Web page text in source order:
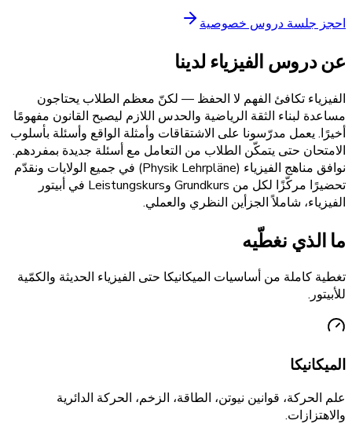
احجز جلسة دروس خصوصية
عن دروس الفيزياء لدينا
الفيزياء تكافئ الفهم لا الحفظ — لكنّ معظم الطلاب يحتاجون
مساعدة لبناء الثقة الرياضية والحدس اللازم ليصبح القانون مفهومًا
أخيرًا. يعمل مدرّسونا على الاشتقاقات وأمثلة الواقع وأسئلة بأسلوب
الامتحان حتى يتمكّن الطلاب من التعامل مع أسئلة جديدة بمفردهم.
نوافق مناهج الفيزياء (Physik Lehrpläne) في جميع الولايات ونقدّم
تحضيرًا مركّزًا لكل من Grundkurs وLeistungskurs في أبيتور
الفيزياء، شاملاً الجزأين النظري والعملي.
ما الذي نغطّيه
تغطية كاملة من أساسيات الميكانيكا حتى الفيزياء الحديثة والكمّية
للأبيتور.
الميكانيكا
علم الحركة، قوانين نيوتن، الطاقة، الزخم، الحركة الدائرية
والاهتزازات.